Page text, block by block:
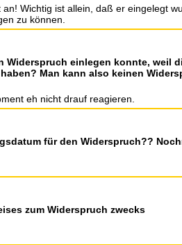
Wichtig ist allein, daß er eingelegt
zu können.
Widerspruch einlegen konnte, weil
Man kann also keinen
eh nicht drauf reagieren.
für den Widerspruch??
zum Widerspruch zwecks